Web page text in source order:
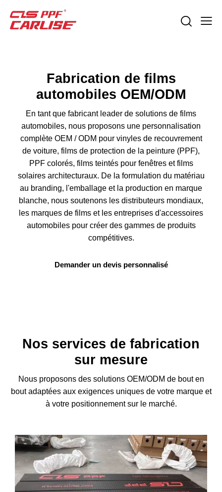
Fabrication de films
automobiles OEM/ODM
En tant que fabricant leader de solutions de films
automobiles, nous proposons une personnalisation
complète OEM / ODM pour vinyles de recouvrement
de voiture, films de protection de la peinture (PPF),
PPF colorés, films teintés pour fenêtres et films
solaires architecturaux. De la formulation du matériau
au branding, l'emballage et la production en marque
blanche, nous soutenons les distributeurs mondiaux,
les marques de films et les entreprises d'accessoires
automobiles pour créer des gammes de produits
compétitives.
Demander un devis personnalisé
Nos services de fabrication
sur mesure
Nous proposons des solutions OEM/ODM de bout en
bout adaptées aux exigences uniques de votre marque et
à votre positionnement sur le marché.